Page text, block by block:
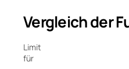
Vergleich der
Limit
für